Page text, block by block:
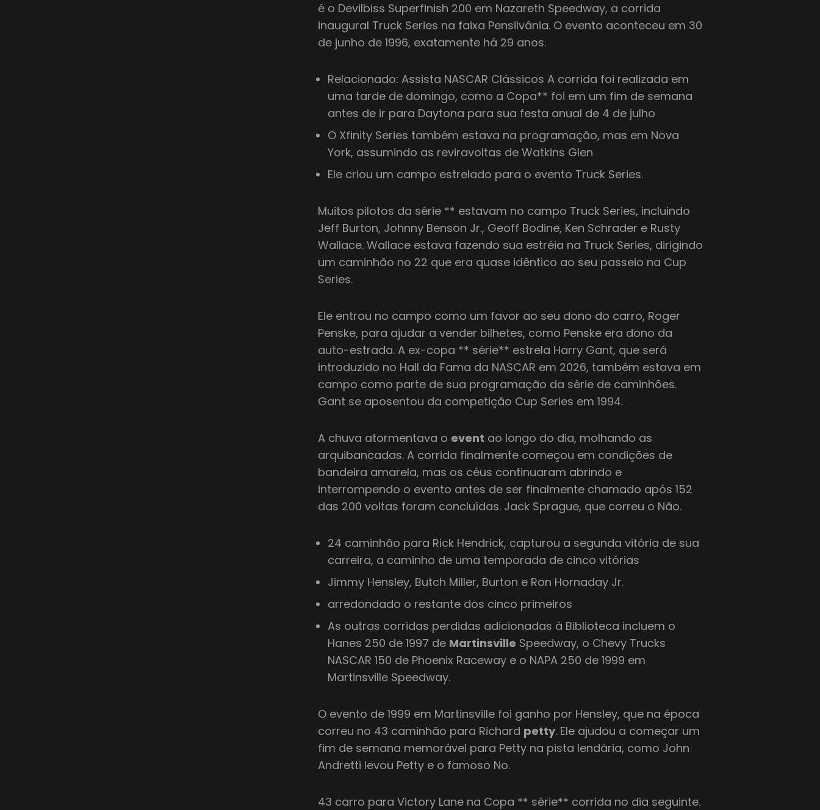
é o Devilbiss Superfinish 200 em Nazareth Speedway, a corrida
inaugural Truck Series na faixa Pensilvânia. O evento aconteceu em 30
de junho de 1996, exatamente há 29 anos.
Relacionado: Assista NASCAR Clássicos A corrida foi realizada em
uma tarde de domingo, como a Copa** foi em um fim de semana
antes de ir para Daytona para sua festa anual de 4 de julho
O Xfinity Series também estava na programação, mas em Nova
York, assumindo as reviravoltas de Watkins Glen
Ele criou um campo estrelado para o evento Truck Series.
Muitos pilotos da série ** estavam no campo Truck Series, incluindo
Jeff Burton, Johnny Benson Jr., Geoff Bodine, Ken Schrader e Rusty
Wallace. Wallace estava fazendo sua estréia na Truck Series, dirigindo
um caminhão no 22 que era quase idêntico ao seu passeio na Cup
Series.
Ele entrou no campo como um favor ao seu dono do carro, Roger
Penske, para ajudar a vender bilhetes, como Penske era dono da
auto-estrada. A ex-copa ** série** estrela Harry Gant, que será
introduzido no Hall da Fama da NASCAR em 2026, também estava em
campo como parte de sua programação da série de caminhões.
Gant se aposentou da competição Cup Series em 1994.
A chuva atormentava o event ao longo do dia, molhando as
arquibancadas. A corrida finalmente começou em condições de
bandeira amarela, mas os céus continuaram abrindo e
interrompendo o evento antes de ser finalmente chamado após 152
das 200 voltas foram concluídas. Jack Sprague, que correu o Não.
24 caminhão para Rick Hendrick, capturou a segunda vitória de sua
carreira, a caminho de uma temporada de cinco vitórias
Jimmy Hensley, Butch Miller, Burton e Ron Hornaday Jr.
arredondado o restante dos cinco primeiros
As outras corridas perdidas adicionadas à Biblioteca incluem o
Hanes 250 de 1997 de Martinsville Speedway, o Chevy Trucks
NASCAR 150 de Phoenix Raceway e o NAPA 250 de 1999 em
Martinsville Speedway.
O evento de 1999 em Martinsville foi ganho por Hensley, que na época
correu no 43 caminhão para Richard petty. Ele ajudou a começar um
fim de semana memorável para Petty na pista lendária, como John
Andretti levou Petty e o famoso No.
43 carro para Victory Lane na Copa ** série** corrida no dia seguinte.